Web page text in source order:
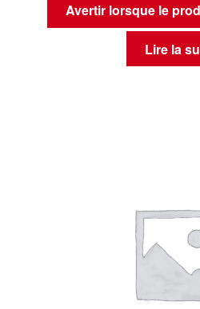
Avertir lorsque le
Lire la